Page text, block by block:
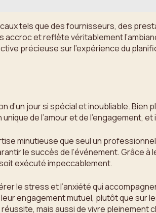
tels que des fournisseurs, des
et reflète véritablement
précieuse sur l’expérience du
jour si spécial et inoubliable. Bien
de l’amour et de l’engagement,
minutieuse que seul un
le succès de l’événement. Grâce
exécuté impeccablement.
le stress et l’anxiété qui
engagement mutuel, plutôt que sur
mais aussi de vivre pleinement